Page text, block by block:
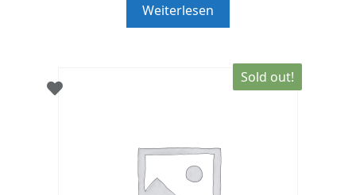
o
f
5
Weiterlesen
Sold out!